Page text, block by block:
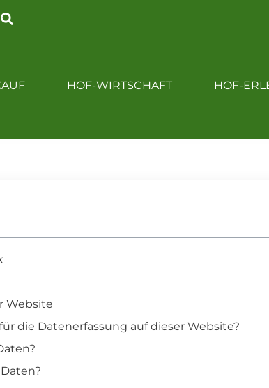
HOF-WIRTSCHAFT HOF-
HOF-LEBEN
Website
die Datenerfassung auf dieser Website?